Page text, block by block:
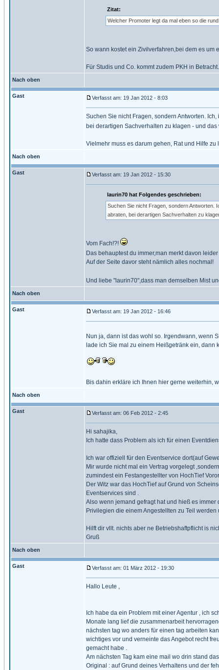
Zitat:
Welcher Promoter legt da mal eben so die
So wann kostet ein Zivilverfahren,bei dem es
Für Studis und Co. kommt zudem PKH in Betracht.
Nach oben
Gast Verfasst am: 19 Jan 2012 - 8:03
Suchen Sie nicht Fragen, sondern Antworten.
bei derartigen Sachverhalten zu klagen - und
Vielmehr muss es darum gehen, Rat und Hilfe
Nach oben
Gast Verfasst am: 19 Jan 2012 - 15:30
laurin70 hat Folgendes geschrieben:
Suchen Sie nicht Fragen, sondern Antworten.
abraten, bei derartigen Sachverhalten zu
Vom Fach!?!
Das behauptest du immer,man merkt davon
Auf der Seite davor steht nämlich alles nochmal!
Und liebe "laurin70",dass man demselben Mist
Nach oben
Gast Verfasst am: 19 Jan 2012 - 16:46
Nun ja, dann ist das wohl so. Irgendwann, wenn
lade ich Sie mal zu einem Heißgetränk ein,
Bis dahin erkläre ich Ihnen hier gerne weiterhin,
Nach oben
Gast Verfasst am: 06 Feb 2012 - 2:45
Hi sahajika,
Ich hatte dass Problem als ich für einen
Ich war offiziell für den Eventservice dort(auf
Mir wurde nicht mal ein Vertrag vorgelegt
zumindest ein Festangestellter von HochTief
Der Witz war das HochTief auf Grund von
Eventservices sind .
Also wenn jemand gefragt hat und hieß es
Privilegien die einem Angestellten zu Teil
Hilft dir vllt. nichts aber ne Betriebshaftpflicht is
Gruß
Nach oben
Gast Verfasst am: 01 März 2012 - 19:30
Hallo Leute ,
Ich habe da ein Problem mit einer Agentur , ich
Monate lang lief die zusammenarbeit
nächsten tag wo anders für einen tag arbeiten
wichtiges vor und verneinte das Angebot recht
gemacht habe .
Am nächsten Tag kam eine mail wo drin stand
Original : auf Grund deines Verhaltens und der